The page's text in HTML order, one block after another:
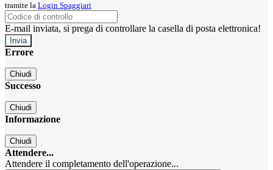
tramite la Login Spaggiari
E-mail inviata, si prega di controllare la casella di posta elettronica!
Errore
Chiudi
Successo
Chiudi
Informazione
Chiudi
Attendere...
Attendere il completamento dell'operazione...